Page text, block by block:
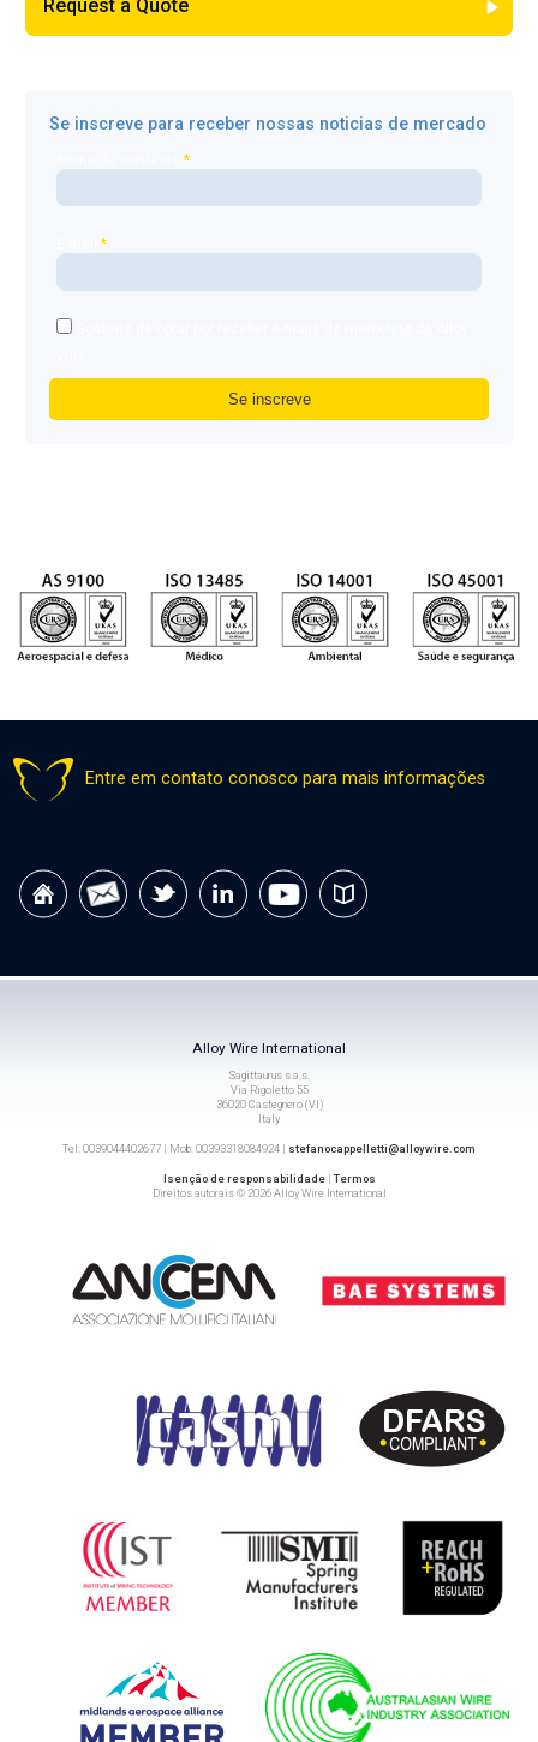
Request a Quote
Se inscreve para receber nossas noticias de mercado
Nome de contacto*
E-mail*
Entre em contato conosco para mais informações
Alloy Wire International
Sagittaurus s.a.s.
Via Rigoletto 55
36020 Castegnero (VI)
Italy
Tel: 0039044402677 | Mob: 00393318084924 | stefanocappelletti@alloywire.com
Isenção de responsabilidade|Termos
Direitos autorais © 2026 Alloy Wire International